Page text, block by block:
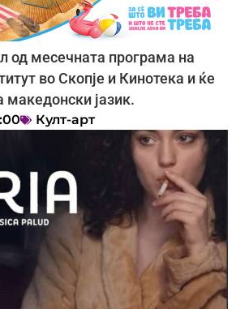
од месечната програма на
во Скопје и Кинотека и ќе
македонски јазик.
Култ-арт